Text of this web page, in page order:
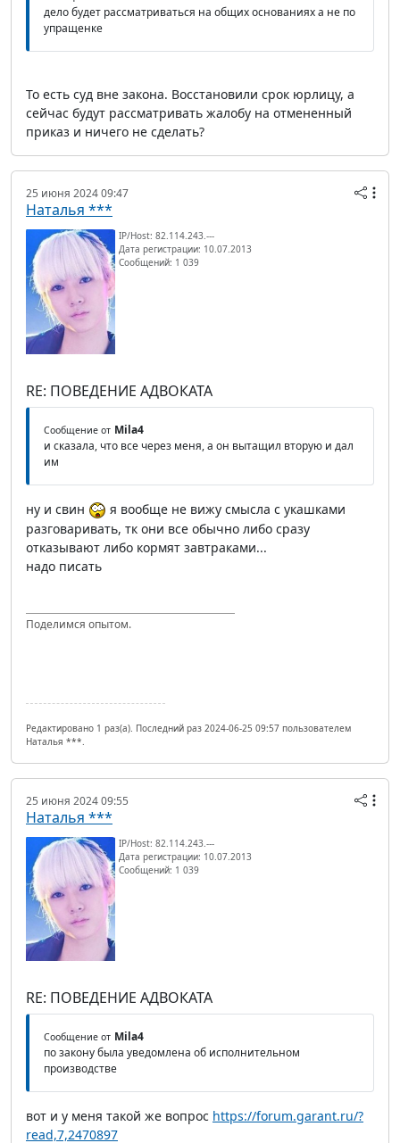
дело будет рассматриваться на общих основаниях а не по
упращенке
То есть суд вне закона. Восстановили срок юрлицу, а
сейчас будут рассматривать жалобу на отмененный
приказ и ничего не сделать?
25 июня 2024 09:47
Наталья ***
IP/Host: 82.114.243.---
Дата регистрации: 10.07.2013
Сообщений: 1 039
RE: ПОВЕДЕНИЕ АДВОКАТА
Сообщение от Mila4
и сказала, что все через меня, а он вытащил вторую и дал
им
ну и свин
я вообще не вижу смысла с укашками
разговаривать, тк они все обычно либо сразу
отказывают либо кормят завтраками...
надо писать
Поделимся опытом.
Редактировано 1 раз(а). Последний раз 2024-06-25 09:57 пользователем
Наталья ***.
25 июня 2024 09:55
Наталья ***
IP/Host: 82.114.243.---
Дата регистрации: 10.07.2013
Сообщений: 1 039
RE: ПОВЕДЕНИЕ АДВОКАТА
Сообщение от Mila4
по закону была уведомлена об исполнительном
производстве
вот и у меня такой же вопрос https://forum.garant.ru/?
read,7,2470897